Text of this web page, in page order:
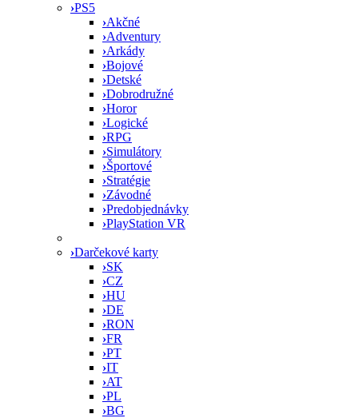
›PS5
›Akčné
›Adventury
›Arkády
›Bojové
›Detské
›Dobrodružné
›Horor
›Logické
›RPG
›Simulátory
›Športové
›Stratégie
›Závodné
›Predobjednávky
›PlayStation VR
›Darčekové karty
›SK
›CZ
›HU
›DE
›RON
›FR
›PT
›IT
›AT
›PL
›BG